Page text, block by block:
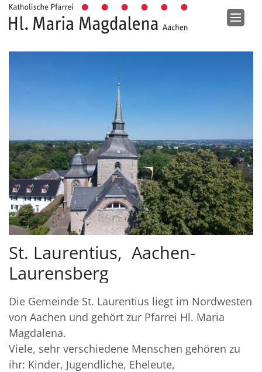
Zum Inhalt springen
St. Laurentius, Aachen-
Laurensberg
Die Gemeinde St. Laurentius liegt im Nordwesten
von Aachen und gehört zur Pfarrei Hl. Maria
Magdalena.
Viele, sehr verschiedene Menschen gehören zu
ihr: Kinder, Jugendliche, Eheleute,